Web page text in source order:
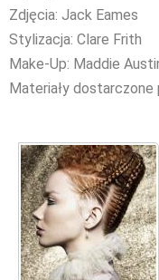
Zdjęcia: Jack Eames
Stylizacja: Clare Frith
Make-Up: Maddie
Materiały dostarczone